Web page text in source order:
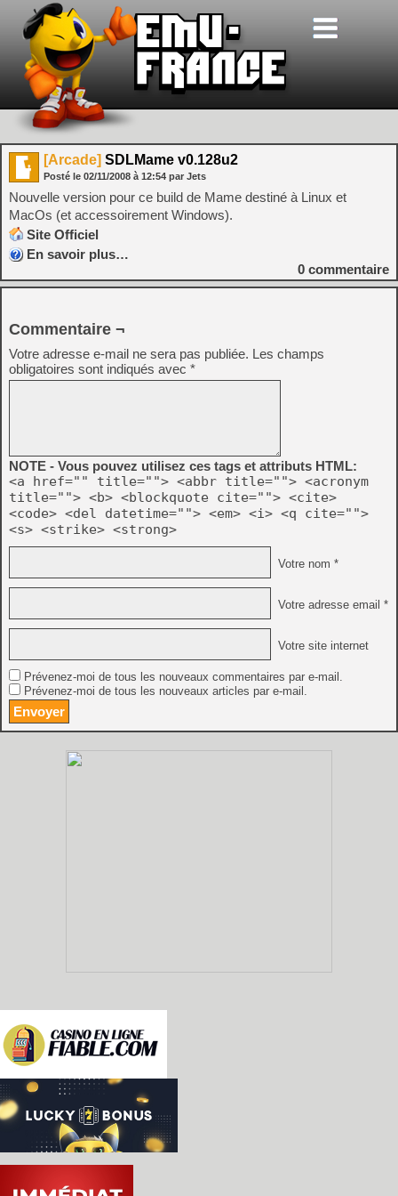
[Arcade] SDLMame v0.128u2
Posté le 02/11/2008 à 12:54 par Jets
Nouvelle version pour ce build de Mame destiné à Linux et
MacOs (et accessoirement Windows).
Site Officiel
En savoir plus…
0 commentaire
Commentaire ¬
Votre adresse e-mail ne sera pas publiée. Les champs
obligatoires sont indiqués avec *
NOTE - Vous pouvez utilisez ces tags et attributs HTML:
<a href="" title=""> <abbr title=""> <acronym
title=""> <b> <blockquote cite=""> <cite>
<code> <del datetime=""> <em> <i> <q cite="">
<s> <strike> <strong>
Votre nom *
Votre adresse email *
Votre site internet
Prévenez-moi de tous les nouveaux commentaires par e-mail.
Prévenez-moi de tous les nouveaux articles par e-mail.